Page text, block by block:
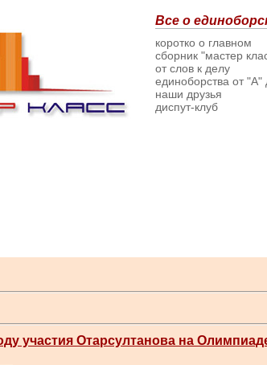
Все о
коротко о главном
сборник "мастер
от слов к делу
единоборства от "А"
наши друзья
диспут-клуб
участия Отарсултанова на